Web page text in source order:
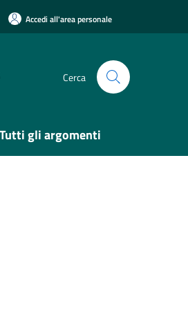
Accedi all'area personale
Cerca
Tutti gli argomenti